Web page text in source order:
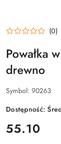
(0)
Powałka
drewno
Symbol: 90263
Dostępność:
cena:
55.10